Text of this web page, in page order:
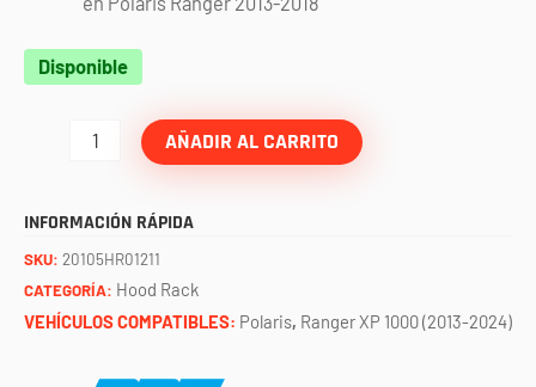
Disponible
Hood
1000
(2013-
AÑADIR AL CARRITO
INFORMACIÓN RÁPIDA
SKU: 20105HR01211
CATEGORÍA: Hood Rack
VEHÍCULOS COMPATIBLES: Polaris, Ranger XP 1000 (2013-2024)